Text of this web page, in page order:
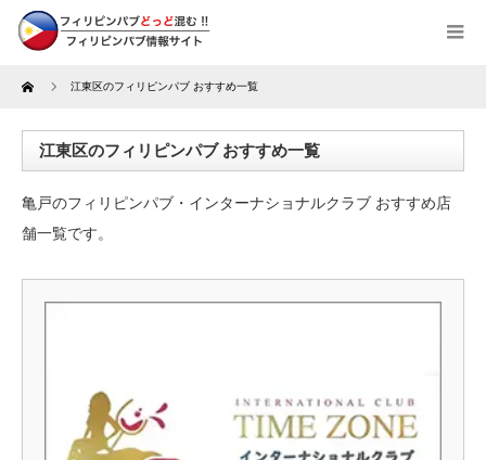
Home 江東区のフィリピンパブ おすすめ一覧
江東区のフィリピンパブ おすすめ一覧
亀戸のフィリピンパブ・インターナショナルクラブ おすすめ店
舗一覧です。